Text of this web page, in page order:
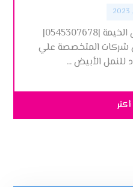
شركة مكافحة النمل رأس الخيمة |0545307678|
شركات المتخصصة علي
الأبيض ...
أكثر